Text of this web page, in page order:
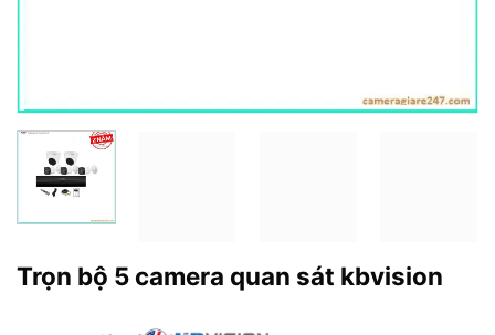
Trọn bộ 5 camera quan sát kbvision